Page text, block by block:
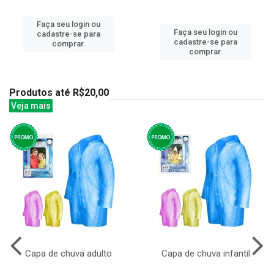
Faça seu login ou
cadastre-se para
comprar.
Faça seu login ou
cadastre-se para
comprar.
Produtos até R$20,00
Veja mais
Capa de chuva adulto Capa de chuva infantil